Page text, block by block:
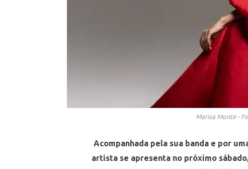
Marisa Monte -
Acompanhada pela sua banda e por
artista se apresenta no próximo